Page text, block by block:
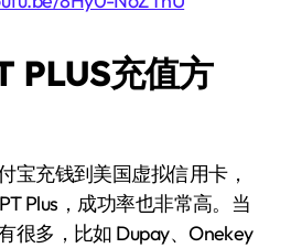
PLUS充值方
宝充钱到美国虚拟信用卡，
Plus，成功率也非常高。当
很多，比如 Dupay、Onekey